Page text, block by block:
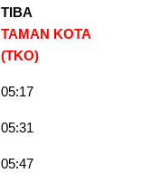
TIBA
TAMAN KOTA
(TKO)
05:17
05:31
05:47